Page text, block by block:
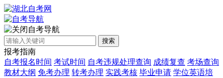
自考导航
搜索
报考指南
自考报名时间 考试时间 自考违规处理查询 成绩复查 考场查询
教材大纲 免考办理 转考办理 实践考核 毕业申请 学位英语培